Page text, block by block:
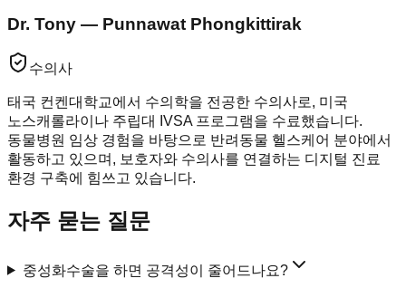
Dr. Tony — Punnawat Phongkittirak
수의사
태국 컨켄대학교에서 수의학을 전공한 수의사로, 미국
노스캐롤라이나 주립대 IVSA 프로그램을 수료했습니다.
동물병원 임상 경험을 바탕으로 반려동물 헬스케어 분야에서
활동하고 있으며, 보호자와 수의사를 연결하는 디지털 진료
환경 구축에 힘쓰고 있습니다.
자주 묻는 질문
중성화수술을 하면 공격성이 줄어드나요?